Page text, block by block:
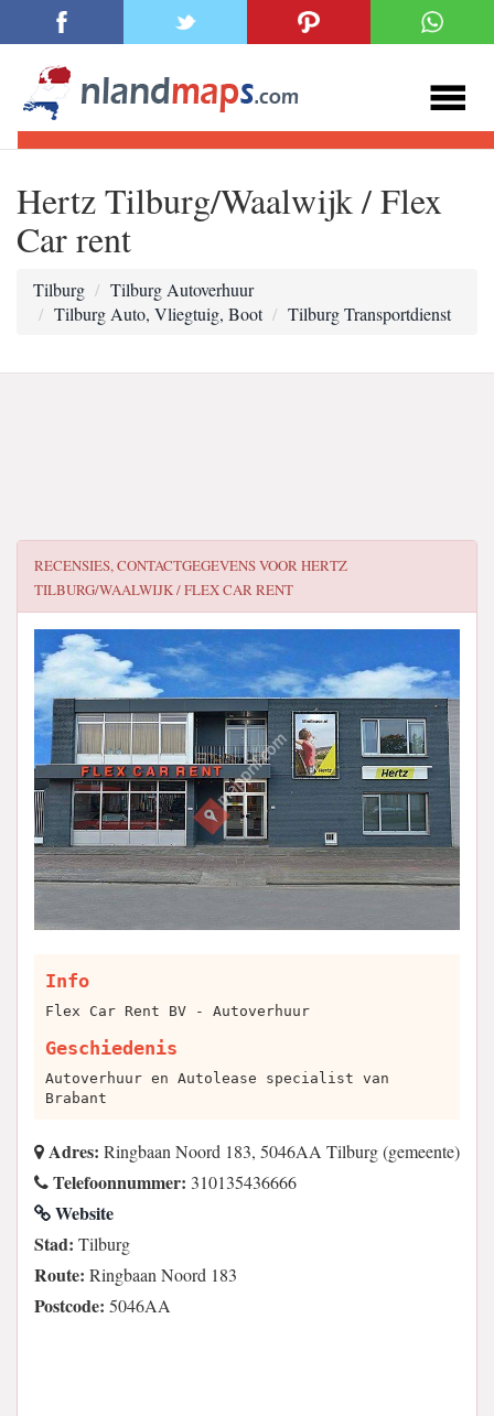
Hertz Tilburg/Waalwijk / Flex
Car rent
Tilburg
Tilburg Autoverhuur
Tilburg Auto, Vliegtuig, Boot
Tilburg Transportdienst
RECENSIES, CONTACTGEGEVENS VOORHERTZ
TILBURG/WAALWIJK / FLEX CAR RENT
Info
Flex Car Rent BV - Autoverhuur
Geschiedenis
Autoverhuur en Autolease specialist van
Brabant
Adres: Ringbaan Noord 183, 5046AA Tilburg (gemeente)
Telefoonnummer: 310135436666
Website
Stad: Tilburg
Route: Ringbaan Noord 183
Postcode: 5046AA